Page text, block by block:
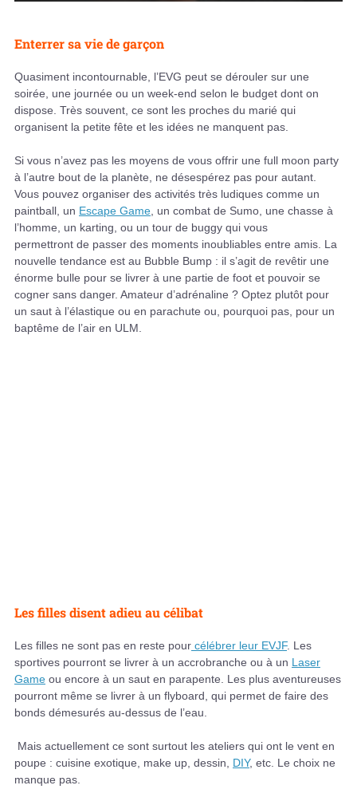
Enterrer sa vie de garçon
Quasiment incontournable, l’EVG peut se dérouler sur une
soirée, une journée ou un week-end selon le budget dont on
dispose. Très souvent, ce sont les proches du marié qui
organisent la petite fête et les idées ne manquent pas.
Si vous n’avez pas les moyens de vous offrir une full moon party
à l’autre bout de la planète, ne désespérez pas pour autant.
Vous pouvez organiser des activités très ludiques comme un
paintball, un Escape Game , un combat de Sumo, une chasse à
l’homme, un karting, ou un tour de buggy qui vous
permettront de passer des moments inoubliables entre amis. La
nouvelle tendance est au Bubble Bump : il s’agit de revêtir une
énorme bulle pour se livrer à une partie de foot et pouvoir se
cogner sans danger. Amateur d’adrénaline ? Optez plutôt pour
un saut à l’élastique ou en parachute ou, pourquoi pas, pour un
baptême de l’air en ULM.
Les filles disent adieu au célibat
Les filles ne sont pas en reste pour célébrer leur EVJF. Les
sportives pourront se livrer à un accrobranche ou à un Laser
Game ou encore à un saut en parapente. Les plus aventureuses
pourront même se livrer à un flyboard, qui permet de faire des
bonds démesurés au-dessus de l’eau.
Mais actuellement ce sont surtout les ateliers qui ont le vent en
poupe : cuisine exotique, make up, dessin, DIY, etc. Le choix ne
manque pas.